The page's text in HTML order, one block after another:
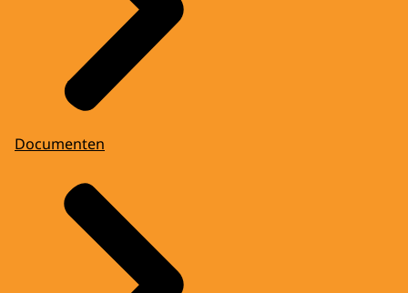
Documenten